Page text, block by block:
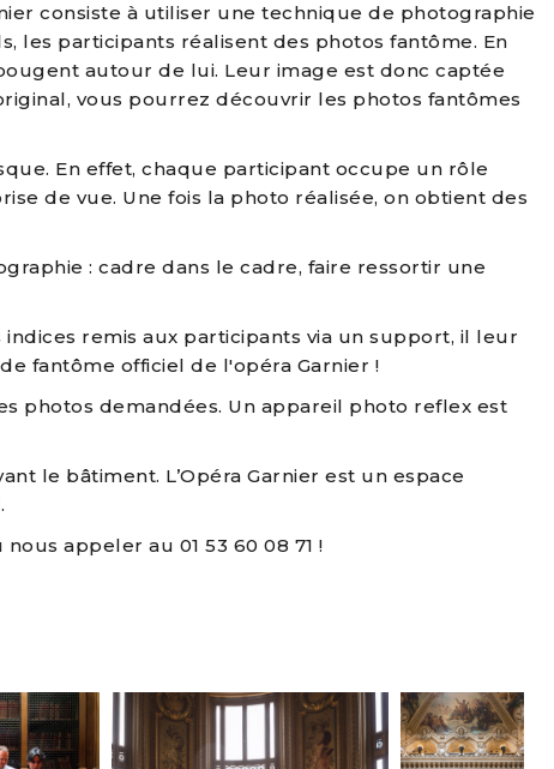
consiste à utiliser une technique de photographie
les participants réalisent des photos fantôme. En
autour de lui. Leur image est donc captée
vous pourrez découvrir les photos fantômes
En effet, chaque participant occupe un rôle
de vue. Une fois la photo réalisée, on obtient des
: cadre dans le cadre, faire ressortir une
remis aux participants via un support, il leur
fantôme officiel de l'opéra Garnier !
photos demandées. Un appareil photo reflex est
le bâtiment. L’Opéra Garnier est un espace
nous appeler au 01 53 60 08 71 !